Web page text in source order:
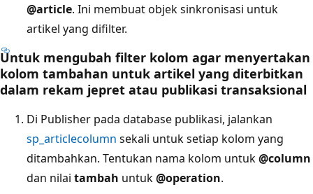
@article. Ini membuat objek sinkronisasi untuk
artikel yang difilter.
Untuk mengubah filter kolom agar menyertakan
kolom tambahan untuk artikel yang diterbitkan
dalam rekam jepret atau publikasi transaksional
Di Publisher pada database publikasi, jalankan
sp_articlecolumn sekali untuk setiap kolom yang
ditambahkan. Tentukan nama kolom untuk@column
dan nilai tambah untuk@operation.